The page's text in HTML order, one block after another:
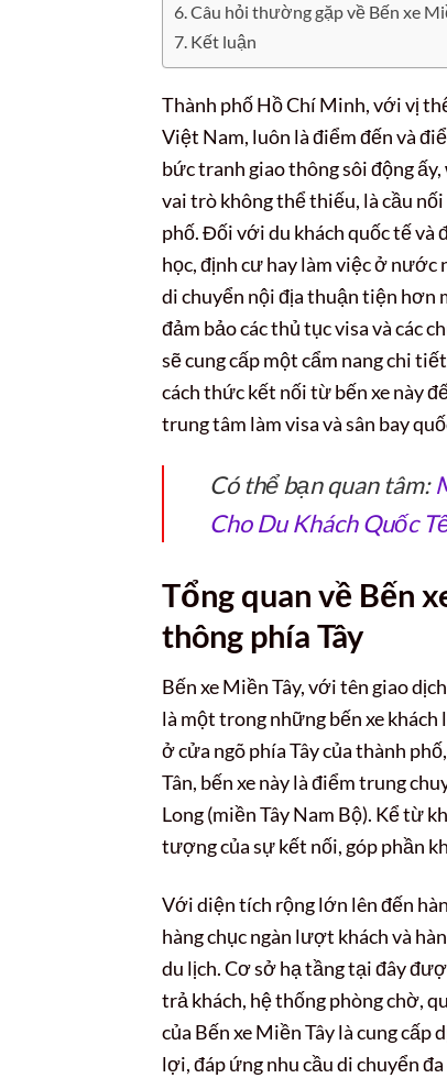
Câu hỏi thường gặp về Bến xe
Kết luận
Thành phố Hồ Chí Minh, với vị
Việt Nam, luôn là điểm đến và
bức tranh giao thông sôi động ấy,
vai trò không thể thiếu, là cầu
phố. Đối với du khách quốc tế và
học, định cư hay làm việc ở nước
di chuyển nội địa thuận tiện hơn
đảm bảo các thủ tục visa và các
sẽ cung cấp một cẩm nang chi
cách thức kết nối từ bến xe này
trung tâm làm visa và sân bay
Có thể bạn quan tâm:
Cho Du Khách Quốc
Tổng quan về Bến
thông phía Tây
Bến xe Miền Tây, với tên giao
là một trong những bến xe
ở cửa ngõ phía Tây của thành
Tân, bến xe này là điểm trung
Long (miền Tây Nam Bộ). Kể từ
tượng của sự kết nối, góp phần
Với diện tích rộng lớn lên đến
hàng chục ngàn lượt khách và
du lịch. Cơ sở hạ tầng tại đây
trả khách, hệ thống phòng chờ,
của Bến xe Miền Tây là cung
lợi, đáp ứng nhu cầu di chuyển